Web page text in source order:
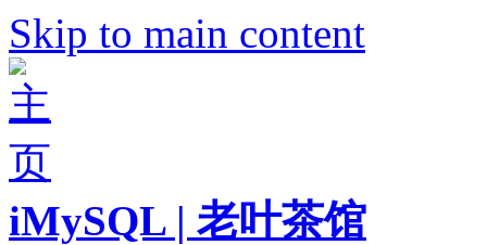
Skip to main content
iMySQL | 老叶茶馆